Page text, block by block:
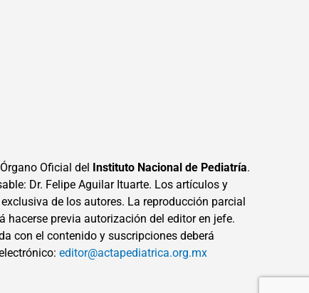
Oficial del Instituto Nacional de Pediatría.
Dr. Felipe Aguilar Ituarte. Los artículos y
de los autores. La reproducción parcial
hacerse previa autorización del editor en jefe.
con el contenido y suscripciones deberá
editor@actapediatrica.org.mx